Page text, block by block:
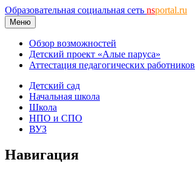
Образовательная социальная сеть nsportal.ru
Меню
Обзор возможностей
Детский проект «Алые паруса»
Аттестация педагогических работников
Детский сад
Начальная школа
Школа
НПО и СПО
ВУЗ
Навигация